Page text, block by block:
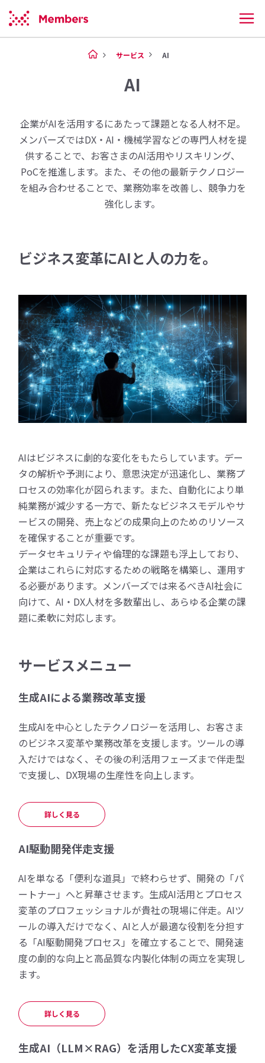
サービス AI
AI
企業がAIを活用するにあたって課題となる人材不足。
メンバーズではDX・AI・機械学習などの専門人材を提
供することで、お客さまのAI活用やリスキリング、
PoCを推進します。また、その他の最新テクノロジー
を組み合わせることで、業務効率を改善し、競争力を
強化します。
ビジネス変革にAIと人の力を。
AIはビジネスに劇的な変化をもたらしています。デー
タの解析や予測により、意思決定が迅速化し、業務プ
ロセスの効率化が図られます。また、自動化により単
純業務が減少する一方で、新たなビジネスモデルやサ
ービスの開発、売上などの成果向上のためのリソース
を確保することが重要です。
データセキュリティや倫理的な課題も浮上しており、
企業はこれらに対応するための戦略を構築し、運用す
る必要があります。メンバーズでは来るべきAI社会に
向けて、AI・DX人材を多数輩出し、あらゆる企業の課
題に柔軟に対応します。
サービスメニュー
生成AIによる業務改革支援
生成AIを中心としたテクノロジーを活用し、お客さま
のビジネス変革や業務改革を支援します。ツールの導
入だけではなく、その後の利活用フェーズまで伴走型
で支援し、DX現場の生産性を向上します。
詳しく見る
AI駆動開発伴走支援
AIを単なる「便利な道具」で終わらせず、開発の「パ
ートナー」へと昇華させます。生成AI活用とプロセス
変革のプロフェッショナルが貴社の現場に伴走。AIツ
ールの導入だけでなく、AIと人が最適な役割を分担す
る「AI駆動開発プロセス」を確立することで、開発速
度の劇的な向上と高品質な内製化体制の両立を実現し
ます。
詳しく見る
生成AI（LLM×RAG）を活用したCX変革支援